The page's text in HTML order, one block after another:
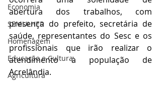
Economia
SEMULHER
Homenagem
Educação e Cultura
Agricultura
abertura dos trabalhos, com
presença do prefeito, secretária de
saúde, representantes do Sesc e os
profissionais que irão realizar o
atendimento à população de
Acrelândia.